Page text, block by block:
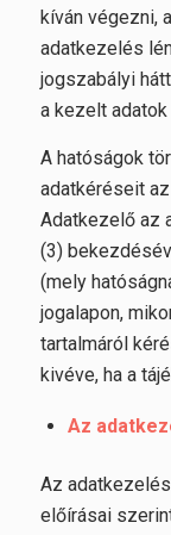
kíván végezni,
adatkezelés
jogszabályi
a kezelt
A hatóságok
adatkéréseit
Adatkezelő az
(3)
(mely
jogalapon,
tartalmáról
kivéve, ha a
Az
Az
előírásai